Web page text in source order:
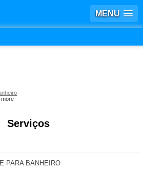
MENU
Serviços
PARA BANHEIRO